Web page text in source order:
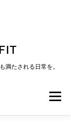
満たされる日常を。
メニュー